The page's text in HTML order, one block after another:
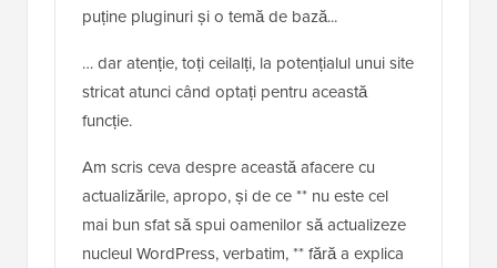
puține pluginuri și o temă de bază...
… dar atenție, toți ceilalți, la potențialul unui site
stricat atunci când optați pentru această
funcție.
Am scris ceva despre această afacere cu
actualizările, apropo, și de ce ** nu este cel
mai bun sfat să spui oamenilor să actualizeze
nucleul WordPress, verbatim, ** fără a explica